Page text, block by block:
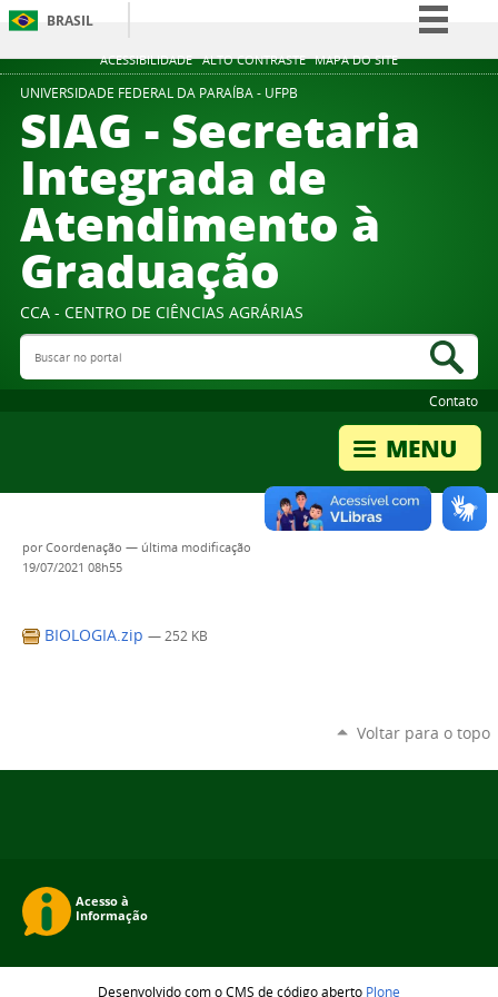
ACESSIBILIDADE ALTO CONTRASTE MAPA DO SITE
BRASIL
Simplifique!
Participe
Acesso à informação
Legislação
Canais
UNIVERSIDADE FEDERAL DA PARAÍBA - UFPB
SIAG - Secretaria
Integrada de
Atendimento à
Graduação
CCA - CENTRO DE CIÊNCIAS AGRÁRIAS
Buscar no portal
Contato
porCoordenação — última modificação
19/07/2021 08h55
BIOLOGIA.zip — 252 KB
Voltar para o topo
Desenvolvido com o CMS de código aberto Plone